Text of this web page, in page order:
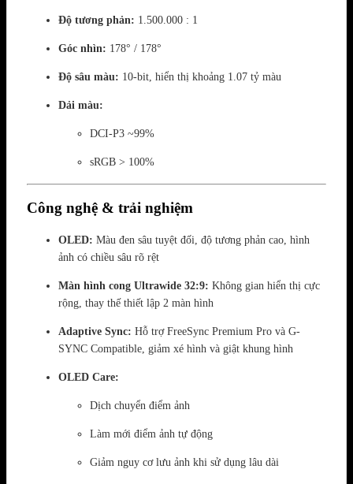
Độ tương phản: 1.500.000 : 1
Góc nhìn: 178° / 178°
Độ sâu màu: 10-bit, hiển thị khoảng 1.07 tỷ màu
Dải màu:
DCI-P3 ~99%
sRGB > 100%
Công nghệ & trải nghiệm
OLED: Màu đen sâu tuyệt đối, độ tương phản cao, hình
ảnh có chiều sâu rõ rệt
Màn hình cong Ultrawide 32:9: Không gian hiển thị cực
rộng, thay thế thiết lập 2 màn hình
Adaptive Sync: Hỗ trợ FreeSync Premium Pro và G-
SYNC Compatible, giảm xé hình và giật khung hình
OLED Care:
Dịch chuyển điểm ảnh
Làm mới điểm ảnh tự động
Giảm nguy cơ lưu ảnh khi sử dụng lâu dài